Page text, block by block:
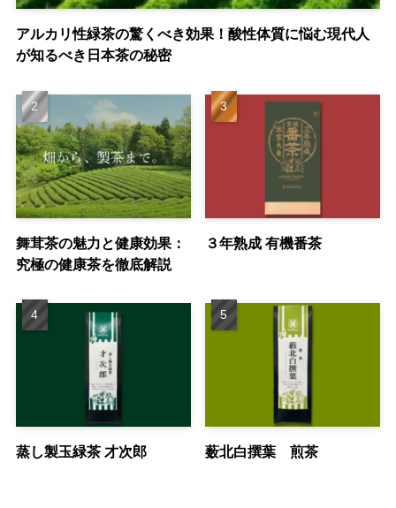
アルカリ性緑茶の驚くべき効果！酸性体質に悩む現代人
が知るべき日本茶の秘密
舞茸茶の魅力と健康効果：
究極の健康茶を徹底解説
３年熟成 有機番茶
蒸し製玉緑茶 才次郎 薮北白撰葉 煎茶